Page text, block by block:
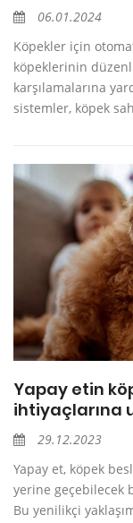
06.01.2024
Köpekler için
köpeklerinin
karşılamalarına
sistemler, köpek
Yapay etin
ihtiyaçlarına
29.12.2023
Yapay et, köpek
yerine
Bu yenilikçi